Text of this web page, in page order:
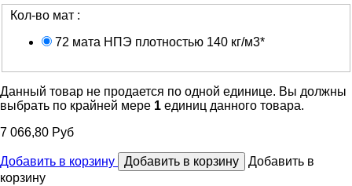
Кол-во мат :
72 мата НПЭ плотностью 140 кг/м3*
Данный товар не продается по одной единице. Вы должны
выбрать по крайней мере 1 единиц данного товара.
7 066,80 Руб
Добавить в корзину
Добавить в
корзину